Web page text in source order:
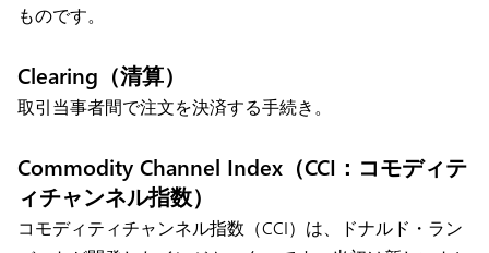
ものです。
Clearing（清算）
取引当事者間で注文を決済する手続き。
Commodity Channel Index（CCI：コモディテ
ィチャンネル指数）
コモディティチャンネル指数（CCI）は、ドナルド・ラン